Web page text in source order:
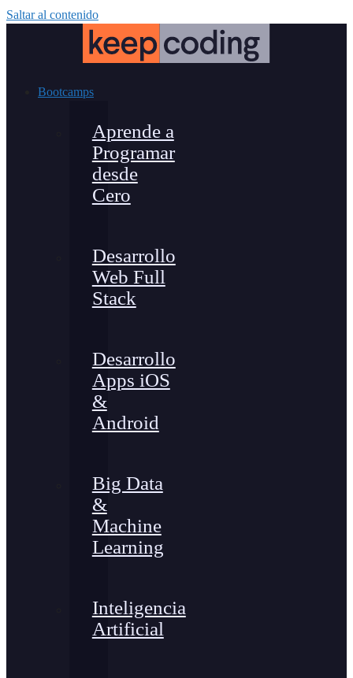
Saltar al contenido
Bootcamps
Aprende a
Programar
desde
Cero
Desarrollo
Web Full
Stack
Desarrollo
Apps iOS
&
Android
Big Data
&
Machine
Learning
Inteligencia
Artificial